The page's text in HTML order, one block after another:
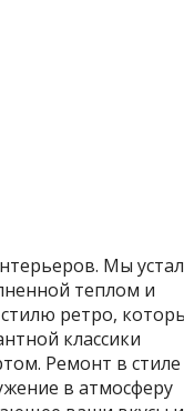
Мы
теплом и
ретро,
классики
Ремонт в стиле
в атмосферу